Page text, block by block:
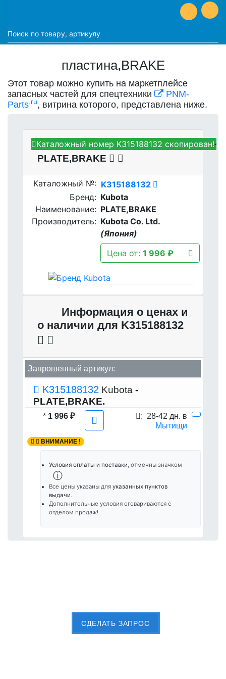
пластина,BRAKE
Этот товар можно купить на маркетплейсе
запасных частей для спецтехники
PNM-
Parts.ru, витрина которого, представлена ниже.
Kubota K315188132 -
PLATE,BRAKE
Каталожный №: K315188132
Бренд: Kubota
Наименование: PLATE,BRAKE
Производитель: Kubota Co. Ltd.
(Япония)
Цена от: 1 996 ₽
Каталожный номер K315188132 скопирован!
Информация о ценах и
о наличии для K315188132
Запрошенный артикул:
K315188132 Kubota -
PLATE,BRAKE.
* 1 996 ₽ : 28-42 дн. в
Мытищи
ВНИМАНИЕ !
Условия оплаты и поставки, отмечны значком
ⓘ
Все цены указаны для указанных пунктов
выдачи.
Дополнительные условия оговариваются с
отделом продаж!
CДЕЛАТЬ ЗАПРОС